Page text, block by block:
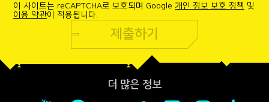
이 사이트는 reCAPTCHA로 보호되며 Google 개인 정보 보호 정책 및
이용 약관이 적용됩니다.
제출하기
더 많은 정보